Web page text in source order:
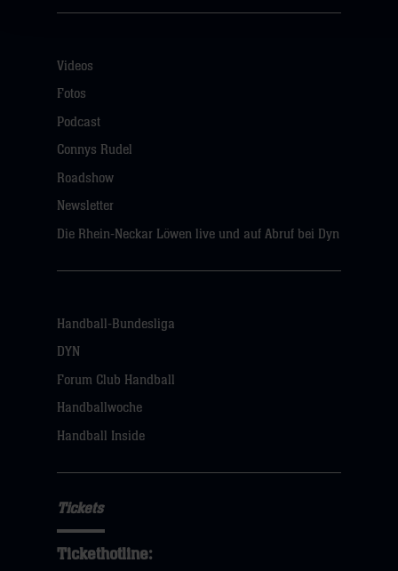
Videos
Fotos
Podcast
Connys Rudel
Roadshow
Newsletter
Die Rhein-Neckar Löwen live und auf Abruf bei Dyn
Handball-Bundesliga
DYN
Forum Club Handball
Handballwoche
Handball Inside
Tickets
Tickethotline: